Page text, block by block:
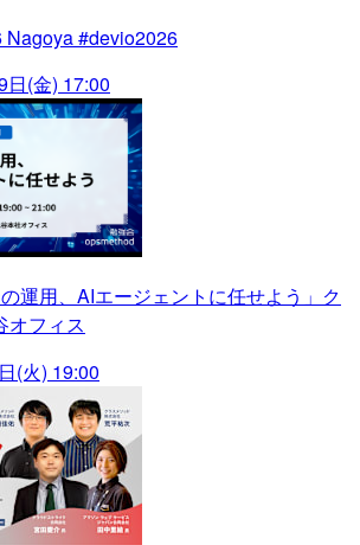
Nagoya #devio2026
(金) 17:00
運用、AIエージェントに任せよう」ク
オフィス
(火) 19:00